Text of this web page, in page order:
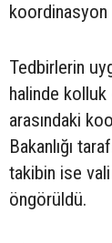
koordinasyon
Tedbirlerin
halinde
arasındaki
Bakanlığı
takibin ise
öngörüldü.